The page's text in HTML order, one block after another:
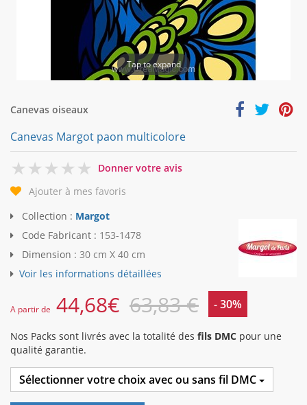
Tap to expand
Canevas oiseaux
Canevas Margot paon multicolore
0
Donner votre avis
Ajouter à mes favoris
Collection : Margot
Code Fabricant : 153-1478
Dimension : 30 cm X 40 cm
Voir les informations détaillées
A partir de 44,68€ 63,83 € - 30%
Nos Packs sont livrés avec la totalité des fils DMC pour une
qualité garantie.
Sélectionner votre choix avec ou sans fil DMC